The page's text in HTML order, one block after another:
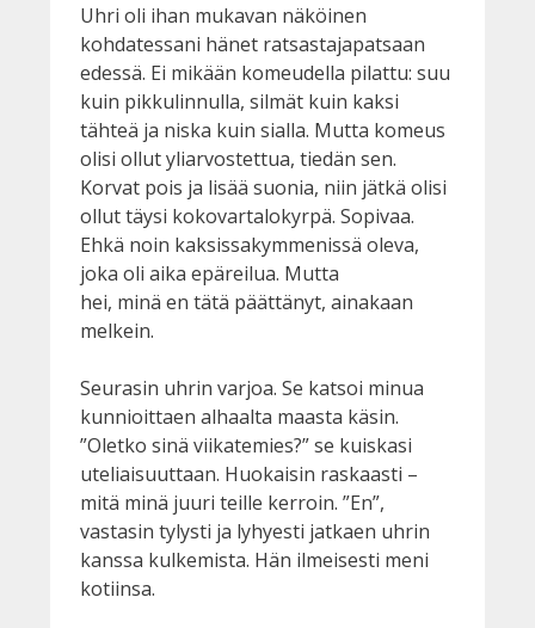
Uhri oli ihan mukavan näköinen
kohdatessani hänet ratsastajapatsaan
edessä. Ei mikään komeudella pilattu: suu
kuin pikkulinnulla, silmät kuin kaksi
tähteä ja niska kuin sialla. Mutta komeus
olisi ollut yliarvostettua, tiedän sen.
Korvat pois ja lisää suonia, niin jätkä olisi
ollut täysi kokovartalokyrpä. Sopivaa.
Ehkä noin kaksissakymmenissä oleva,
joka oli aika epäreilua. Mutta
hei, minä en tätä päättänyt, ainakaan
melkein.
Seurasin uhrin varjoa. Se katsoi minua
kunnioittaen alhaalta maasta käsin.
”Oletko sinä viikatemies?” se kuiskasi
uteliaisuuttaan. Huokaisin raskaasti –
mitä minä juuri teille kerroin. ”En”,
vastasin tylysti ja lyhyesti jatkaen uhrin
kanssa kulkemista. Hän ilmeisesti meni
kotiinsa.